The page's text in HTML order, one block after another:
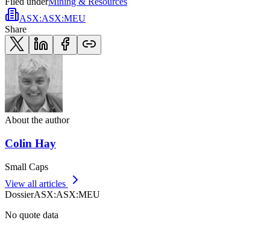
ASX:ASX:MEU
Share
About the author
Colin Hay
Small Caps
View all articles
DossierASX:ASX:MEU
No quote data